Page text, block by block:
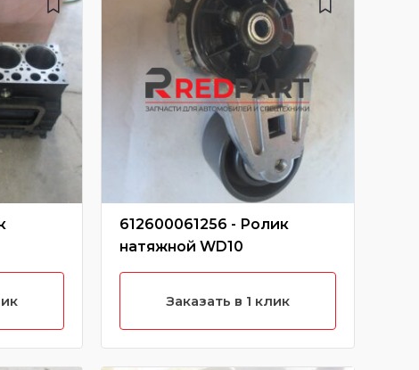
612600061256 - Ролик
натяжной WD10
Заказать в 1 клик